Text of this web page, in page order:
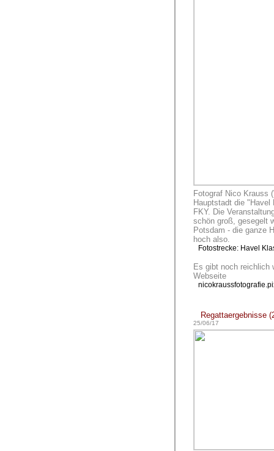
Fotograf Nico Krauss
Hauptstadt die
FKY. Die
schön groß, gesegelt
Potsdam - die ganze
hoch also.
Fotostrecke: Havel
Es gibt noch reichlich
Webseite
Regattaergebnisse
25/06/17